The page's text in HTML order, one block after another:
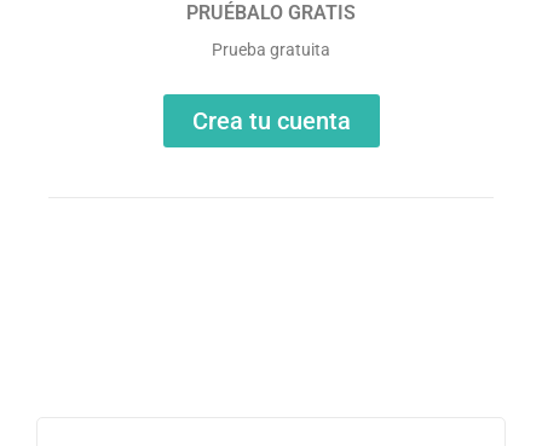
PRUÉBALO GRATIS
Prueba gratuita
Crea tu cuenta